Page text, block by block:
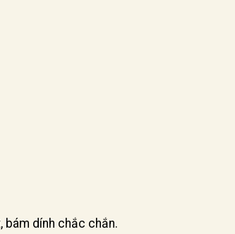
bám dính chắc chắn.